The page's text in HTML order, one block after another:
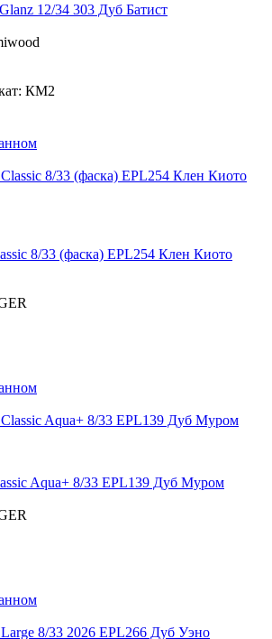
12/34 303 Дуб Батист
КМ2
8/33 (фаска) EPL254 Клен Киото
Aqua+ 8/33 EPL139 Дуб Муром